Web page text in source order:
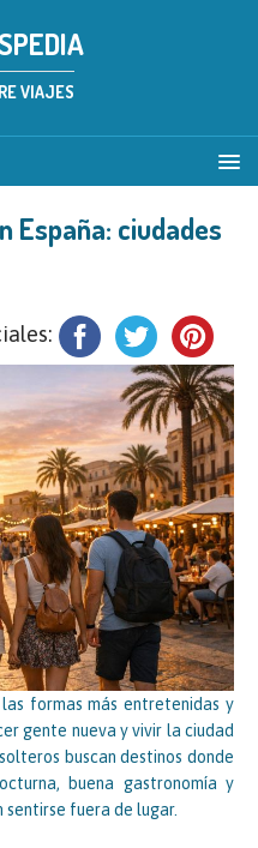
VIAJES
España: ciudades
formas más entretenidas y
gente nueva y vivir la ciudad
buscan destinos donde
buena gastronomía y
sentirse fuera de lugar.